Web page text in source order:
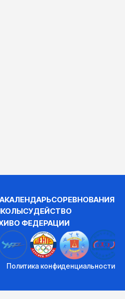
КАЛЕНДАРЬСОРЕВНОВАНИЯ
СУДЕЙСТВО
О ФЕДЕРАЦИИ
Политика конфиденциальности